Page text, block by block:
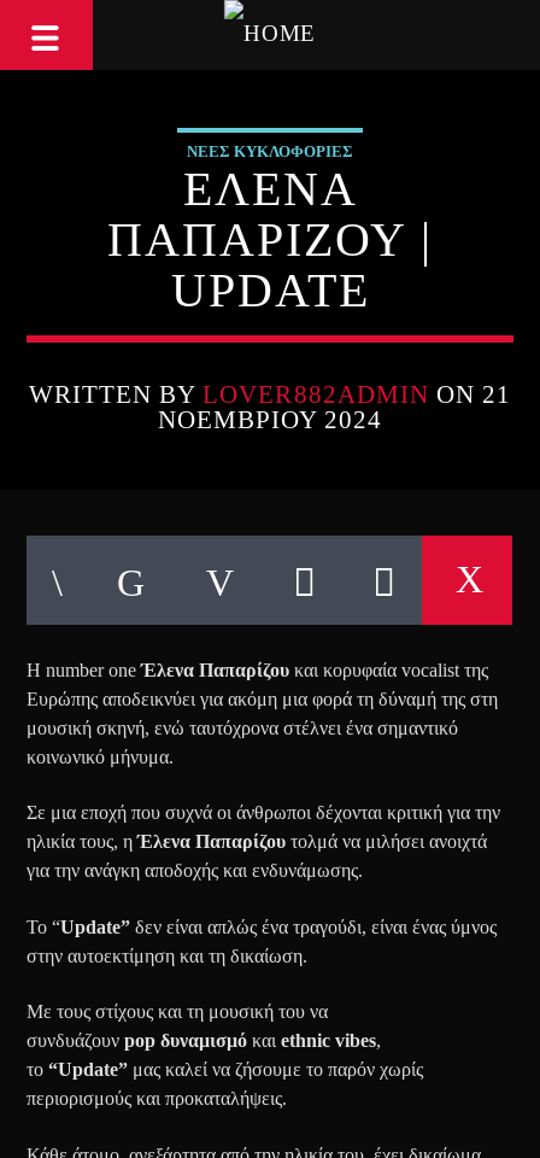
ΝΕΕΣ ΚΥΚΛΟΦΟΡΙΕΣ
ΕΛΕΝΑ
ΠΑΠΑΡΙΖΟΥ |
UPDATE
WRITTEN BYLOVER882ADMIN ON 21
ΝΟΕΜΒΡΊΟΥ 2024
Η number oneΈλενα Παπαρίζου και κορυφαία vocalist της
Ευρώπης αποδεικνύει για ακόμη μια φορά τη δύναμή της στη
μουσική σκηνή, ενώ ταυτόχρονα στέλνει ένα σημαντικό
κοινωνικό μήνυμα.
Σε μια εποχή που συχνά οι άνθρωποι δέχονται κριτική για την
ηλικία τους, ηΈλενα Παπαρίζου τολμά να μιλήσει ανοιχτά
για την ανάγκη αποδοχής και ενδυνάμωσης.
Το “Update” δεν είναι απλώς ένα τραγούδι, είναι ένας ύμνος
στην αυτοεκτίμηση και τη δικαίωση.
Με τους στίχους και τη μουσική του να
συνδυάζουνpop δυναμισμό καιethnic vibes,
το“Update” μας καλεί να ζήσουμε το παρόν χωρίς
περιορισμούς και προκαταλήψεις.